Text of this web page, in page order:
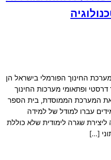
החינוך הפורמלי בישראל הן
דרסטי ופתאומי מערכות החינוך
את המערכת הממוסדת, בית הספר
עברו למודל של למידה
שגרה לימודית שלא כוללת